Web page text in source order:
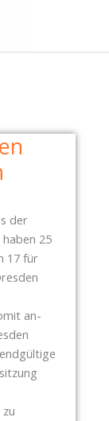
der
25
17 für
an-